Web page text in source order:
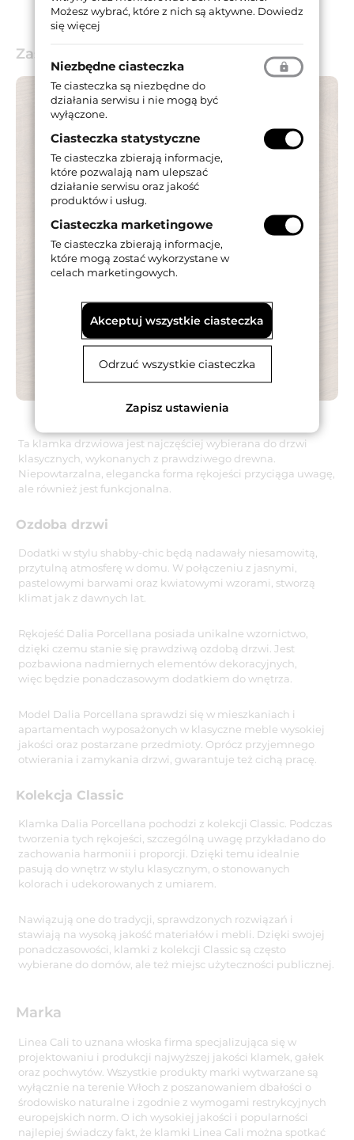
Zastosowanie
Ta klamka drzwiowa jest najczęściej wybierana do drzwi
klasycznych, wykonanych z prawdziwego drewna.
Niepowtarzalna, elegancka forma rękojeści przyciąga uwagę,
ale również jest funkcjonalna.
Ozdoba drzwi
Dodatki w stylu shabby-chic będą nadawały niesamowitą,
przytulną atmosferę w domu. W połączeniu z jasnymi,
pastelowymi barwami oraz kwiatowymi wzorami, stworzą
klimat jak z dawnych lat.
Rękojeść Dalia Porcellana posiada unikalne wzornictwo,
dzięki czemu stanie się prawdziwą ozdobą drzwi. Jest
pozbawiona nadmiernych elementów dekoracyjnych,
więc będzie ponadczasowym dodatkiem do wnętrza.
Model Dalia Porcellana sprawdzi się w mieszkaniach i
apartamentach wyposażonych w klasyczne meble wysokiej
jakości oraz postarzane przedmioty. Oprócz przyjemnego
otwierania i zamykania drzwi, gwarantuje też cichą pracę.
Kolekcja Classic
Klamka Dalia Porcellana pochodzi z kolekcji Classic. Podczas
tworzenia tych rękojeści, szczególną uwagę przykładano do
zachowania harmonii i proporcji. Dzięki temu idealnie
pasują do wnętrz w stylu klasycznym, o stonowanych
kolorach i udekorowanych z umiarem.
Nawiązują one do tradycji, sprawdzonych rozwiązań i
stawiają na wysoką jakość materiałów i mebli. Dzięki swojej
ponadczasowości, klamki z kolekcji Classic są często
wybierane do domów, ale też miejsc użyteczności publicznej.
Marka
Linea Cali to uznana włoska firma specjalizująca się w
projektowaniu i produkcji najwyższej jakości klamek, gałek
oraz pochwytów. Wszystkie produkty marki wytwarzane są
wyłącznie na terenie Włoch z poszanowaniem dbałości o
środowisko naturalne i zgodnie z wymogami restrykcyjnych
europejskich norm. O ich wysokiej jakości i popularności
najlepiej świadczy fakt, że klamki Linea Cali można spotkać
Możesz wybrać, które z nich są aktywne. Dowiedz
się więcej
Niezbędne ciasteczka
Te ciasteczka są niezbędne do
działania serwisu i nie mogą być
wyłączone.
Ciasteczka statystyczne
Te ciasteczka zbierają informacje,
które pozwalają nam ulepszać
działanie serwisu oraz jakość
produktów i usług.
Ciasteczka marketingowe
Te ciasteczka zbierają informacje,
które mogą zostać wykorzystane w
celach marketingowych.
Akceptuj wszystkie ciasteczka
Odrzuć wszystkie ciasteczka
Zapisz ustawienia